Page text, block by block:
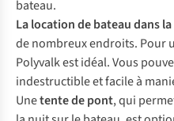
bateau.
La location de bateau dans
de nombreux endroits. Pour
Polyvalk est idéal. Vous
indestructible et facile à
Unetente de pont, qui